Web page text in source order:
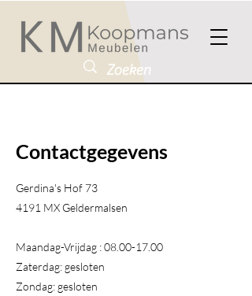
Contactgegevens
Gerdina's Hof 73
4191 MX Geldermalsen​
Maandag-Vrijdag :08.00-17.00
Zaterdag: gesloten
Zondag: gesloten